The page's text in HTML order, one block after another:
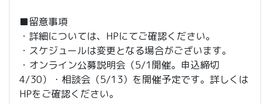
■留意事項
・詳細については、HPにてご確認ください。
・スケジュールは変更となる場合がございます。
・オンライン公募説明会（5/1開催。申込締切
4/30）・相談会（5/13）を開催予定です。詳しくは
HPをご確認ください。